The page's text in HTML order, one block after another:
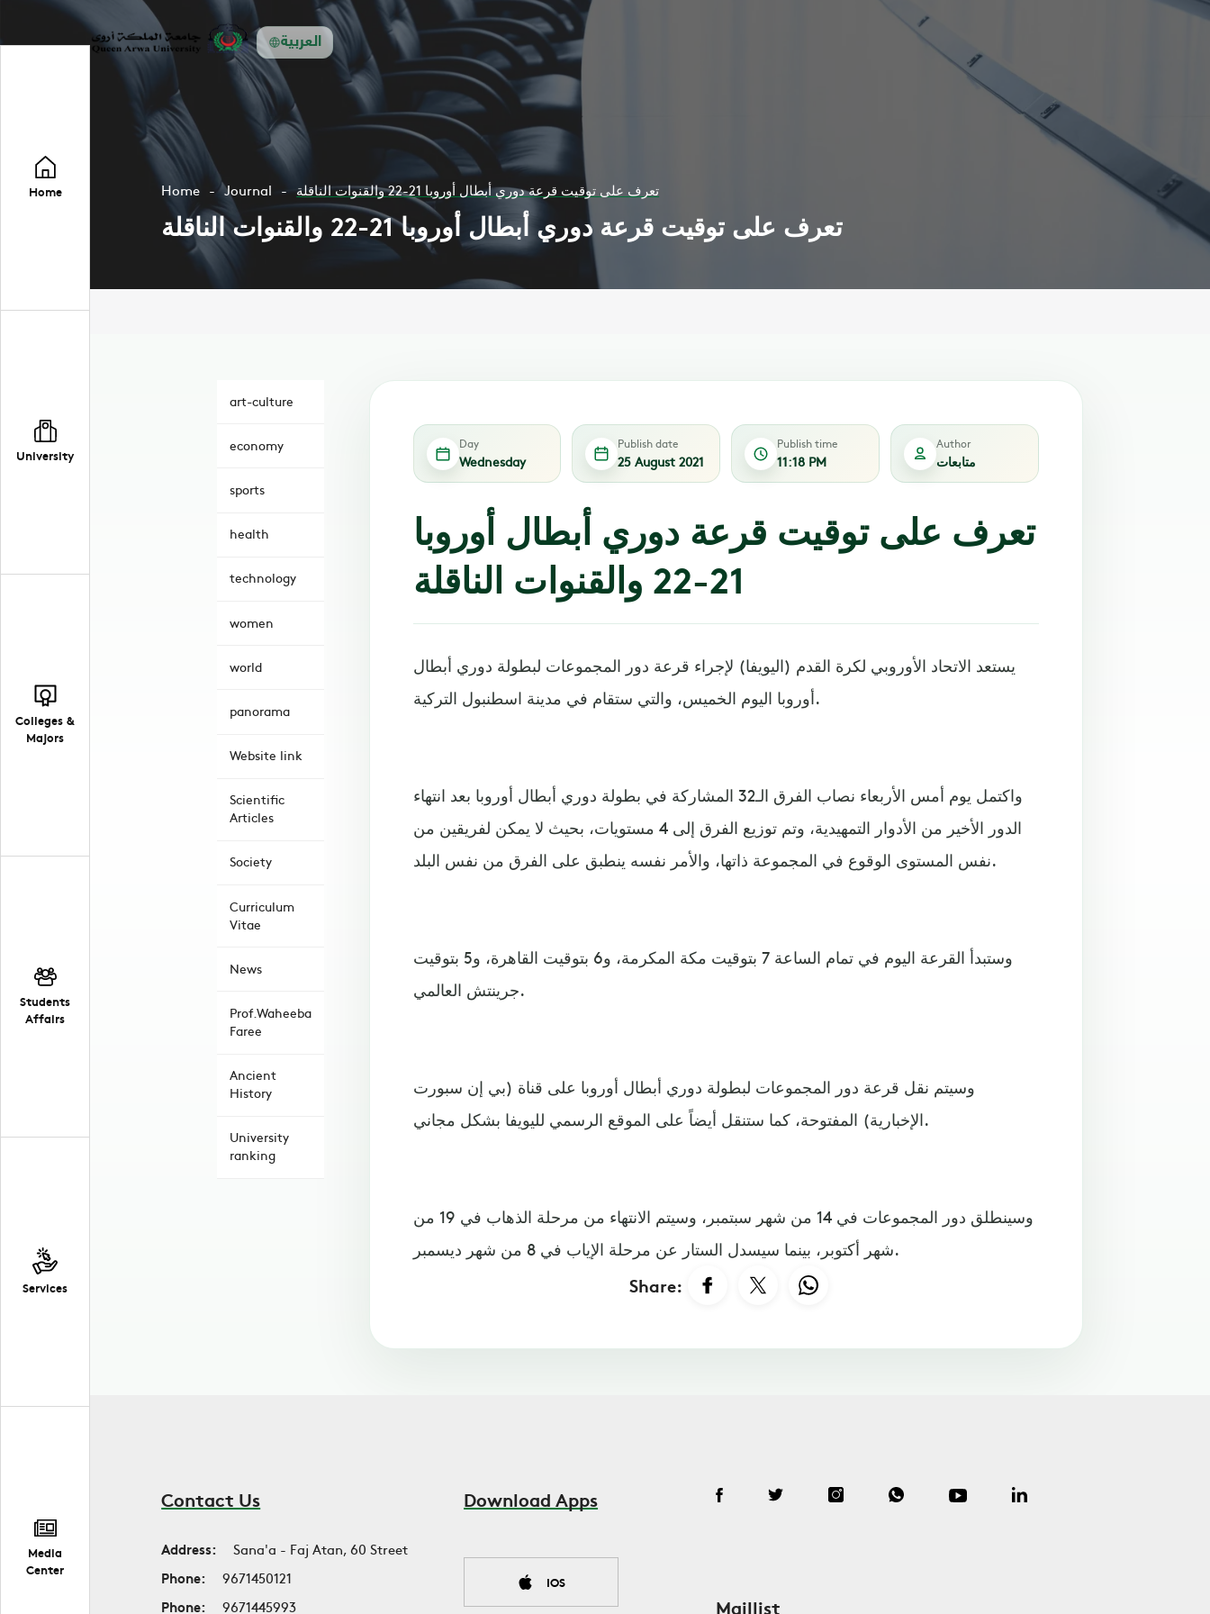
العربية
Home
University
Colleges &
Majors
Students
Affairs
Services
Media
Center
Home Journal تعرف على توقيت قرعة دوري أبطال أوروبا 21-22 والقنوات الناقلة
تعرف على توقيت قرعة دوري أبطال أوروبا 21-22 والقنوات الناقلة
art-culture
economy
sports
health
technology
women
world
panorama
Website link
Scientific
Articles
Society
Curriculum
Vitae
News
Prof.Waheeba
Faree
Ancient
History
University
ranking
Day
Wednesday
Publish date
25 August 2021
Publish time
11:18 PM
Author
متابعات
تعرف على توقيت قرعة دوري أبطال أوروبا
21-22 والقنوات الناقلة
يستعد الاتحاد الأوروبي لكرة القدم (اليويفا) لإجراء قرعة دور المجموعات لبطولة دوري أبطال
أوروبا اليوم الخميس، والتي ستقام في مدينة اسطنبول التركية.
واكتمل يوم أمس الأربعاء نصاب الفرق الـ32 المشاركة في بطولة دوري أبطال أوروبا بعد انتهاء
الدور الأخير من الأدوار التمهيدية، وتم توزيع الفرق إلى 4 مستويات، بحيث لا يمكن لفريقين من
نفس المستوى الوقوع في المجموعة ذاتها، والأمر نفسه ينطبق على الفرق من نفس البلد.
وستبدأ القرعة اليوم في تمام الساعة 7 بتوقيت مكة المكرمة، و6 بتوقيت القاهرة، و5 بتوقيت
جرينتش العالمي.
وسيتم نقل قرعة دور المجموعات لبطولة دوري أبطال أوروبا على قناة (بي إن سبورت
الإخبارية) المفتوحة، كما ستنقل أيضاً على الموقع الرسمي لليويفا بشكل مجاني.
وسينطلق دور المجموعات في 14 من شهر سبتمبر، وسيتم الانتهاء من مرحلة الذهاب في 19 من
شهر أكتوبر، بينما سيسدل الستار عن مرحلة الإياب في 8 من شهر ديسمبر.
Share:
Contact Us
Address:
Sana'a - Faj Atan, 60 Street
Phone:
9671450121
Phone:
9671445993
Download Apps
IOS
Maillist